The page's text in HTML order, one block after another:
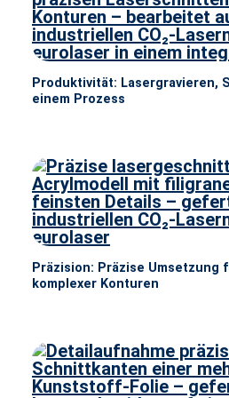
Produktivität: Lasergravieren,
einem Prozess
Präzision: Präzise Umsetzung
komplexer Konturen